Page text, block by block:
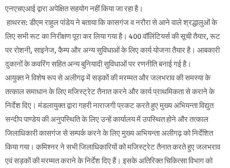
एनएचएआई द्वारा अपेक्षित सहयोग नहीं किया जा रहा है।
हाथरस: डीएम राहुल पांडेय ने बताया कि कासगंज व नरौरा से आने वाले श्रद्धालुओं के
लिए सभी रूट का निरीक्षण पूरा कर लिया गया है। 400 वॉलिंटियर्स की सूची तैयार, रूट
पर रोशनी, साइनेज, कैम्प और अन्य सुविधाओं के लिए कार्य योजना तैयार है। आबकारी
दुकानों के कवरिंग सहित अन्य बुनियादी सुविधाओं पर रणनीति बनाई गई है।
आयुक्त ने विशेष रूप से अलीगढ़ में सड़कों की मरम्मत और जलभराव की समस्या के
तत्काल समाधान के लिए मजिस्ट्रेट तैनात करने और कार्य प्राथमिकता से कराने के
निर्देश दिए। मंडलायुक्त द्वारा गहरी नाराजगी प्रकट करते हुए मुख्य अभियन्ता विद्युत
सन्दीप पाण्डेय की अनुपस्थिति के लिए उन्हें कार्यालय में उपस्थित होने और तत्काल
जिलाधिकारी कासगंज से सम्पर्क करने के लिए मुख्य अभियन्ता अलीगढ़ को निर्देशित
किया गया। कमिश्नर ने सभी जिलाधिकारियों को मजिस्ट्रेट तैनात करते हुए जलभराव
एवं सड़कों की मरम्मत कराने के निर्देश दिए हैं। इसके अतिरिक्त चिकित्सा विभाग को